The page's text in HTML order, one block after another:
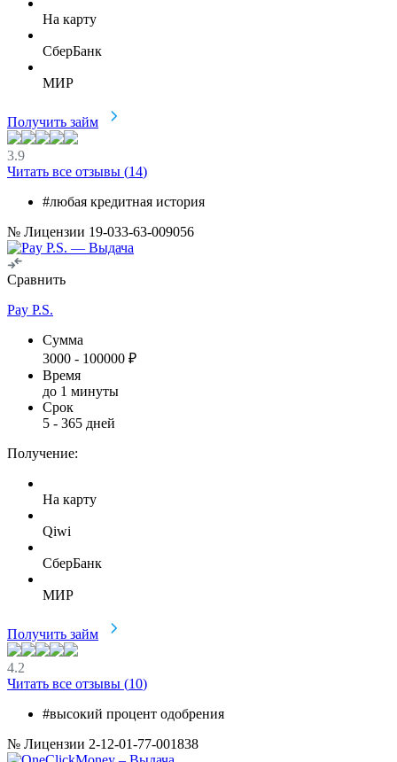
На карту
СберБанк
МИР
Получить займ
3.9
Читать все отзывы (14)
#любая кредитная история
№ Лицензии 19-033-63-009056
Сравнить
Pay P.S.
Сумма
3000 - 100000 ₽
Время
до 1 минуты
Срок
5 - 365 дней
Получение:
На карту
Qiwi
СберБанк
МИР
Получить займ
4.2
Читать все отзывы (10)
#высокий процент одобрения
№ Лицензии 2-12-01-77-001838